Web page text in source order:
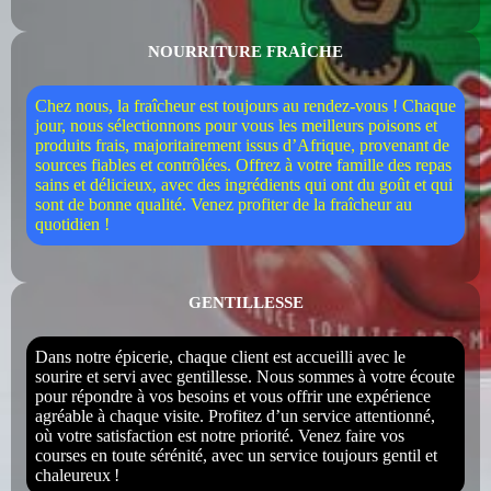
NOURRITURE FRAÎCHE
Chez nous, la fraîcheur est toujours au rendez-vous ! Chaque
jour, nous sélectionnons pour vous les meilleurs poisons et
produits frais, majoritairement issus d’Afrique, provenant de
sources fiables et contrôlées. Offrez à votre famille des repas
sains et délicieux, avec des ingrédients qui ont du goût et qui
sont de bonne qualité. Venez profiter de la fraîcheur au
quotidien !
GENTILLESSE
Dans notre épicerie, chaque client est accueilli avec le
sourire et servi avec gentillesse. Nous sommes à votre écoute
pour répondre à vos besoins et vous offrir une expérience
agréable à chaque visite. Profitez d’un service attentionné,
où votre satisfaction est notre priorité. Venez faire vos
courses en toute sérénité, avec un service toujours gentil et
chaleureux !